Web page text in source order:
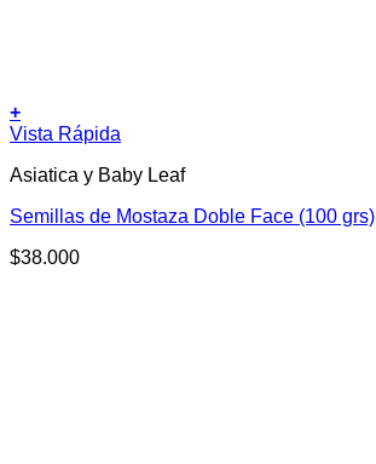
+
Vista Rápida
Asiatica y Baby Leaf
Semillas de Mostaza Doble Face (100 grs)
$38.000